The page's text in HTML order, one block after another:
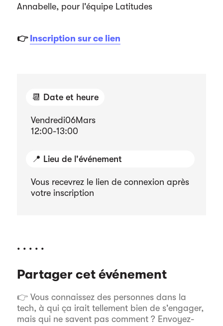
Annabelle, pour l'équipe Latitudes
👉 Inscription sur ce lien
📆 Date et heure
Vendredi06Mars
12:00-13:00
📍 Lieu de l'événement
Vous recevrez le lien de connexion après
votre inscription
. . . . .
Partager cet événement
👉 Vous connaissez des personnes dans la
tech, à qui ça irait tellement bien de s'engager,
mais qui ne savent pas comment ? Envoyez-